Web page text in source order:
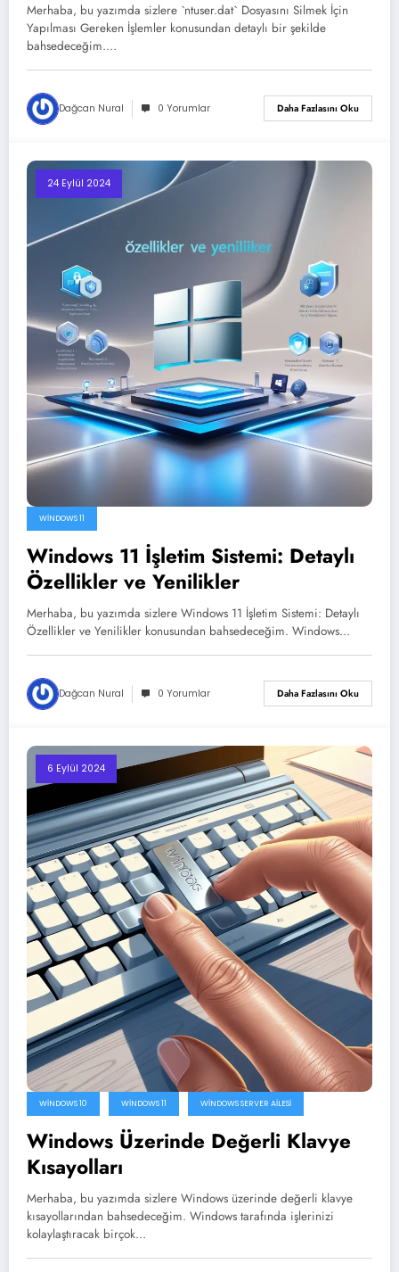
Merhaba, bu yazımda sizlere `ntuser.dat` Dosyasını Silmek İçin
Yapılması Gereken İşlemler konusundan detaylı bir şekilde
bahsedeceğim.…
Dağcan Nural 0 Yorumlar Daha Fazlasını Oku
24 Eylül 2024
WINDOWS 11
Windows 11 İşletim Sistemi: Detaylı
Özellikler ve Yenilikler
Merhaba, bu yazımda sizlere Windows 11 İşletim Sistemi: Detaylı
Özellikler ve Yenilikler konusundan bahsedeceğim. Windows…
Dağcan Nural 0 Yorumlar Daha Fazlasını Oku
6 Eylül 2024
WINDOWS 10 WINDOWS 11 WINDOWS SERVER AILESI
Windows Üzerinde Değerli Klavye
Kısayolları
Merhaba, bu yazımda sizlere Windows üzerinde değerli klavye
kısayollarından bahsedeceğim. Windows tarafında işlerinizi
kolaylaştıracak birçok…